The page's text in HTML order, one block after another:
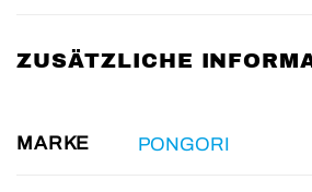
ZUSÄTZLICHE
MARKE PONGORI